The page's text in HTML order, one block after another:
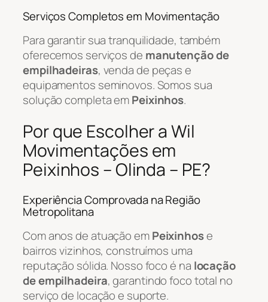
Serviços Completos em Movimentação
Para garantir sua tranquilidade, também
oferecemos serviços de manutenção de
empilhadeiras, venda de peças e
equipamentos seminovos. Somos sua
solução completa emPeixinhos.
Por que Escolher a Wil
Movimentações em
Peixinhos – Olinda – PE?
Experiência Comprovada na Região
Metropolitana
Com anos de atuação emPeixinhose
bairros vizinhos, construímos uma
reputação sólida. Nosso foco é na locação
de empilhadeira, garantindo foco total no
serviço de locação e suporte.